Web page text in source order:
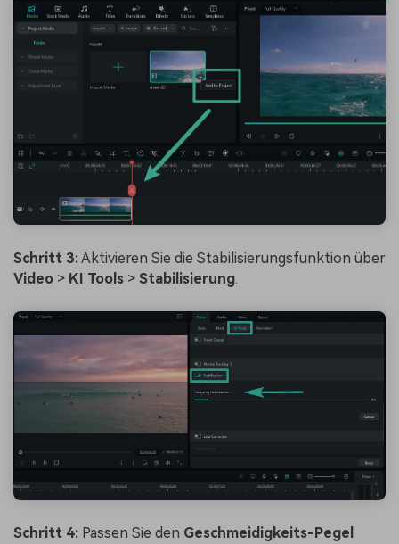
Schritt 3:Aktivieren Sie die Stabilisierungsfunktion über
Video > KI Tools > Stabilisierung.
Schritt 4: Passen Sie den Geschmeidigkeits-Pegel